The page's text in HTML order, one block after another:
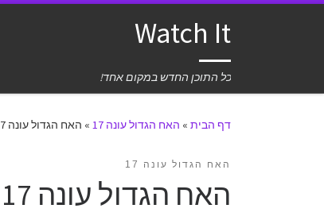
Watch It
כל התוכן החדש במקום אחד!
דף הבית » האח הגדול עונה 17 » האח הגדול עונה 17 פרק 64 לצפייה ישירה
האח הגדול עונה 17
האח הגדול עונה 17 פרק 64 לצפייה ישירה